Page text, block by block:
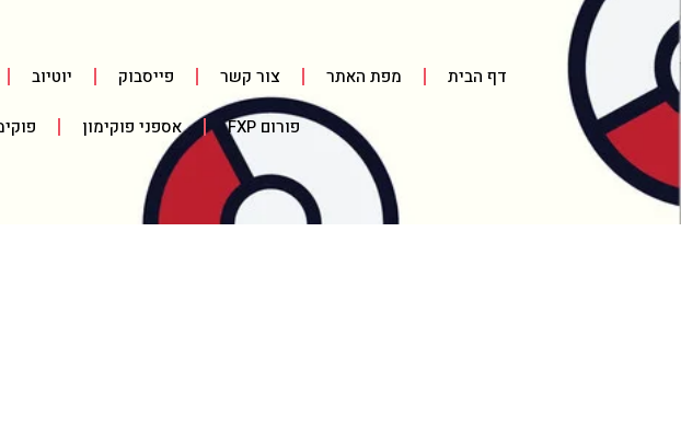
דף הבית מפת האתר צור קשר פייסבוק יוטיוב
פורום FXP אספני פוקימון